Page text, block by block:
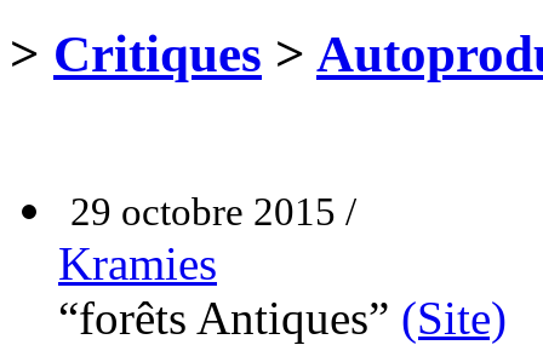
> Critiques >
29 octobre 2015 /
Kramies
“forêts Antiques” (Site)